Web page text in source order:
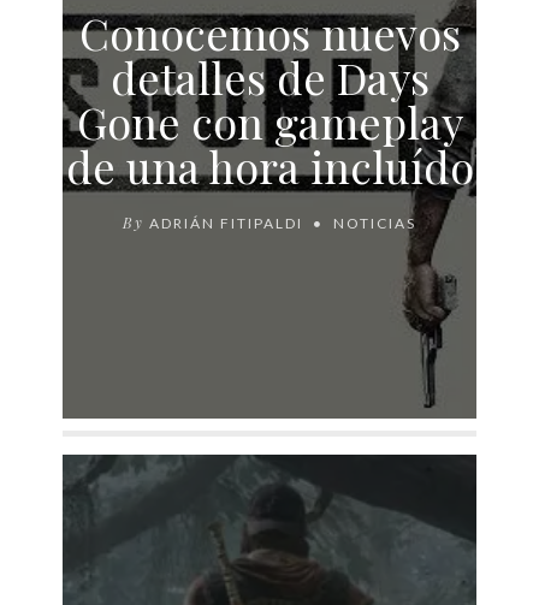
Conocemos nuevos
detalles de Days
Gone con gameplay
de una hora incluído
By ADRIÁN FITIPALDI NOTICIAS